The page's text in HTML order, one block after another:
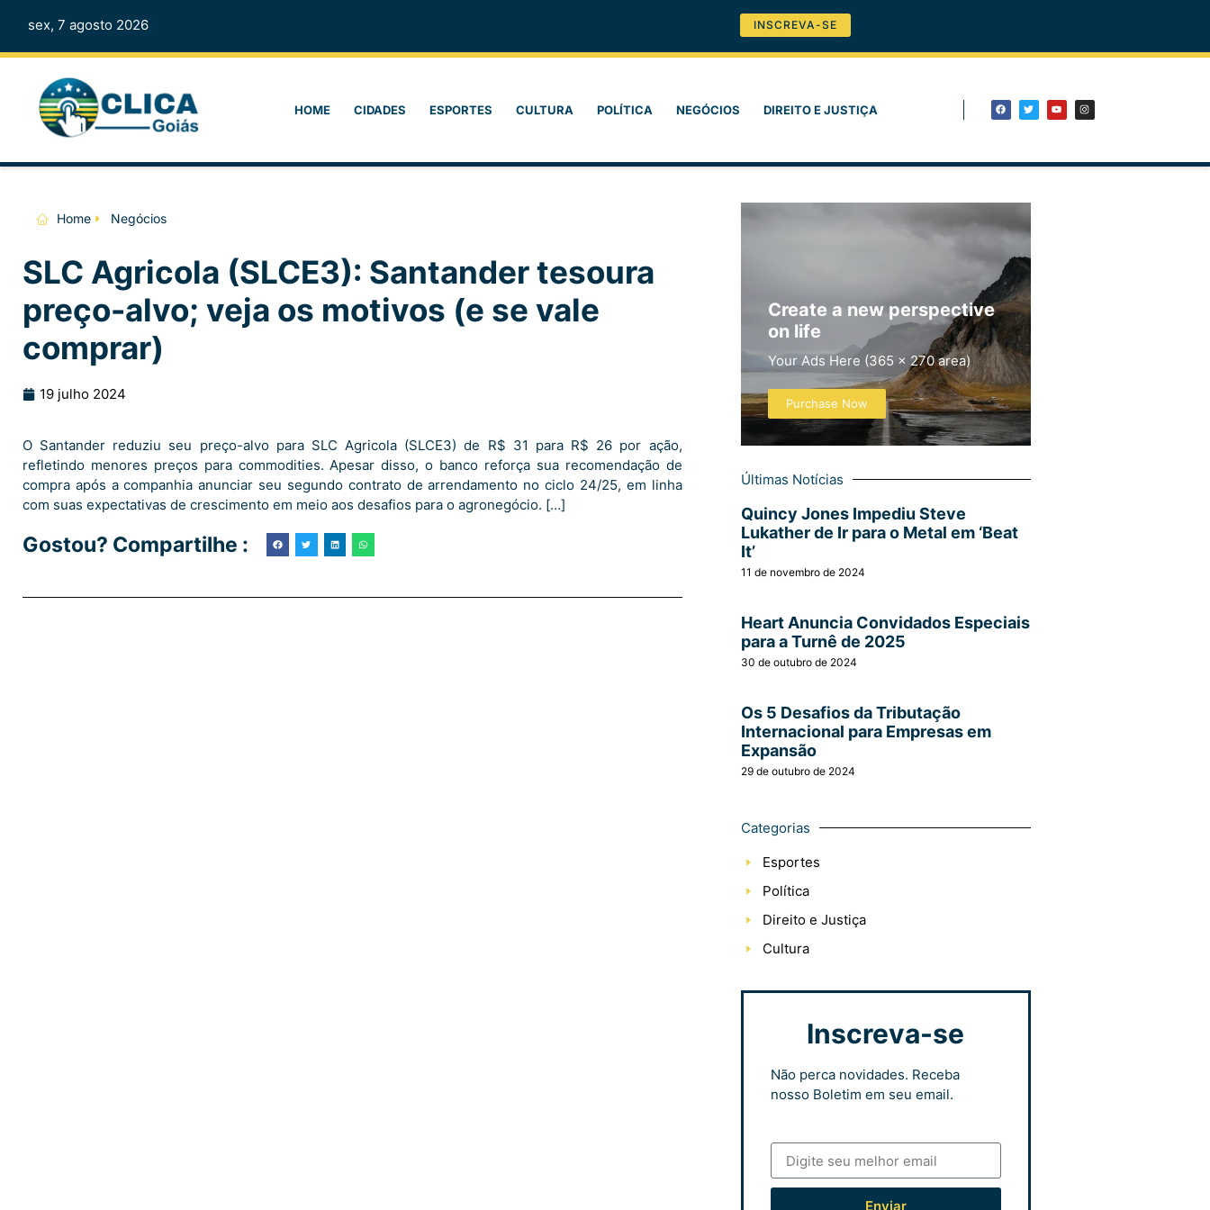
sex, 7 agosto 2026 INSCREVA-SE
HOME CIDADES ESPORTES CULTURA POLÍTICA NEGÓCIOS DIREITO E JUSTIÇA
Home Negócios
SLC Agricola (SLCE3): Santander tesoura
preço-alvo; veja os motivos (e se vale
comprar)
19 julho 2024
O Santander reduziu seu preço-alvo para SLC Agricola (SLCE3) de R$ 31 para R$ 26 por ação,
refletindo menores preços para commodities. Apesar disso, o banco reforça sua recomendação de
compra após a companhia anunciar seu segundo contrato de arrendamento no ciclo 24/25, em linha
com suas expectativas de crescimento em meio aos desafios para o agronegócio. […]
Gostou? Compartilhe :
Create a new perspective
on life
Your Ads Here (365 x 270 area)
Purchase Now
Últimas Notícias
Quincy Jones Impediu Steve
Lukather de Ir para o Metal em ‘Beat
It’
11 de novembro de 2024
Heart Anuncia Convidados Especiais
para a Turnê de 2025
30 de outubro de 2024
Os 5 Desafios da Tributação
Internacional para Empresas em
Expansão
29 de outubro de 2024
Categorias
Esportes
Política
Direito e Justiça
Cultura
Inscreva-se
Não perca novidades. Receba
nosso Boletim em seu email.
Enviar